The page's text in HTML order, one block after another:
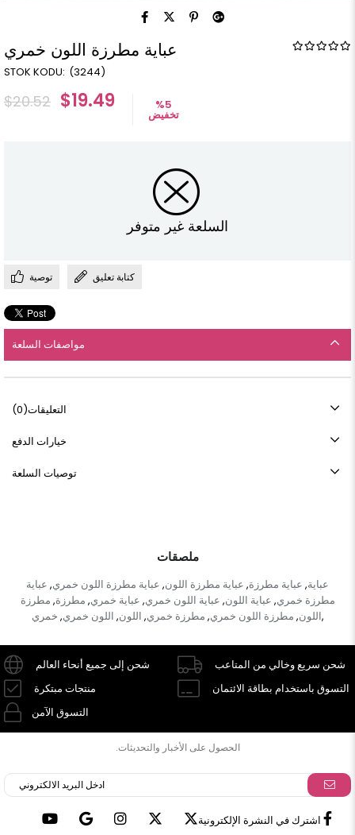
عباية مطرزة اللون خمري
(3244)
$20.52 $19.49 %5
تخفيض
السلعة غير متوفر
توصية كتابة تعليق
مواصفات السلعة
التعليقات(0)
خيارات الدفع
توصيات السلعة
ملصقات
عباية, عباية مطرزة, عباية مطرزة اللون, عباية مطرزة اللون خمري, عباية
مطرزة خمري, عباية اللون, عباية اللون خمري, عباية خمري, مطرزة, مطرزة
اللون, مطرزة اللون خمري, مطرزة خمري, اللون, اللون خمري, خمري ,
شحن إلى جميع أنحاء العالم
شحن سريع وخالي من المتاعب
منتجات مبتكرة
التسوق باستخدام بطاقة الائتمان
التسوق الآمن
الحصول على الأخبار والتحديثات.
اشترك في النشرة الإلكترونية